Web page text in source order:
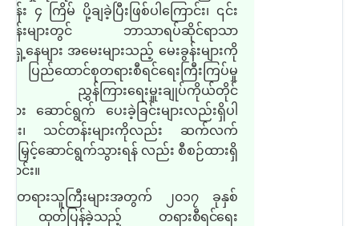
း ၄ ကြိမ် ပို့ချခဲ့ပြီးဖြစ်ပါကြောင်း၊ ၎င်း
န်းများတွင် ဘာသာရပ်ဆိုင်ရာသာ
ေ့နေများ အမေးများသည့် မေးခွန်းများကို
ပြည်ထောင်စုတရားစီရင်ရေးကြီးကြပ်မှု
ညွှန်ကြားရေးမှူးချုပ်ကိုယ်တိုင်
ြား ဆောင်ရွက် ပေးခဲ့ခြင်းများလည်းရှိပါ
ာင်း၊ သင်တန်းများကိုလည်း ဆက်လက်
တိုးမြှင့်ဆောင်ရွက်သွားရန် လည်း စီစဉ်ထားရှိ
ောင်း။
တရားသူကြီးများအတွက် ၂၀၁၇ ခုနှစ်
ထုတ်ပြန်ခဲ့သည့် တရားစီရင်ရေး